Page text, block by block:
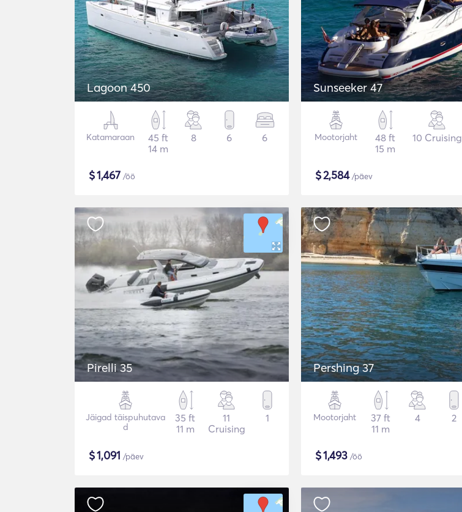
Lagoon 450
Katamaraan
45 ft
14 m
8 6 6
$1,467 /öö
Sunseeker 47
Mootorjaht
48 ft
15 m
10 Cruising
$2,584/päev
Pirelli 35
Jäigad täispuhutava
d
35 ft
11 m
11
Cruising
1
$1,091 /päev
Pershing 37
Mootorjaht
37 ft
11 m
4 2
$1,493 /öö